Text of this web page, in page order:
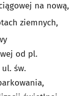
na nową,
ziemnych,
od pl.
św.